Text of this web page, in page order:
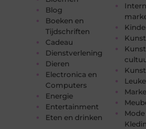
Blog
Boeken en
Tijdschriften
Cadeau
Dienstverlening
Dieren
Electronica en
Computers
Energie
Entertainment
Eten en drinken
Kunst
Mode